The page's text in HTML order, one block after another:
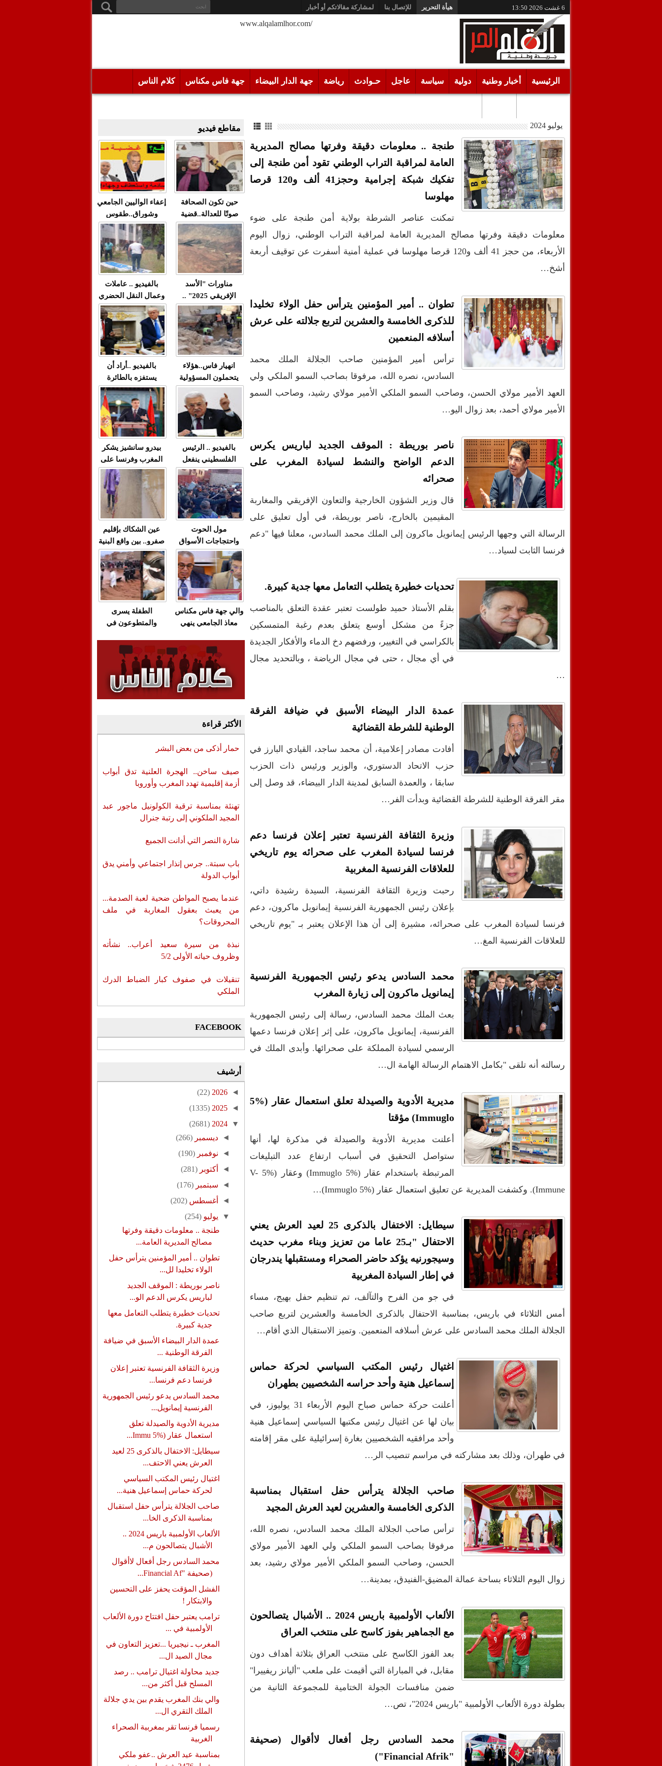
6 غشت 2026 13:50 هيأة التحرير للإتصال بنا لمشاركة مقالاتكم أو أخبار
/www.alqalamlhor.com
الرئيسية أخبار وطنية دولية سياسة عاجل حـوادث رياضة جهة الدار البيضاء جهة فاس مكناس كلام الناس
يوليو 2024
طنجة .. معلومات دقيقة وفرتها مصالح المديرية
العامة لمراقبة التراب الوطني تقود أمن طنجة إلى
تفكيك شبكة إجرامية وحجز41 ألف و120 قرصا
مهلوسا
تمكنت عناصر الشرطة بولاية أمن طنجة على ضوء
معلومات دقيقة وفرتها مصالح المديرية العامة لمراقبة التراب الوطني، زوال اليوم
الأربعاء، من حجز 41 ألف و120 قرصا مهلوسا في عملية أمنية أسفرت عن توقيف أربعة
أشخ…
تطوان .. أمير المؤمنين يترأس حفل الولاء تخليدا
للذكرى الخامسة والعشرين لتربع جلالته على عرش
أسلافه المنعمين
ترأس أمير المؤمنين صاحب الجلالة الملك محمد
السادس، نصره الله، مرفوقا بصاحب السمو الملكي ولي
العهد الأمير مولاي الحسن، وصاحب السمو الملكي الأمير مولاي رشيد، وصاحب السمو
الأمير مولاي أحمد، بعد زوال اليو…
ناصر بوريطة : الموقف الجديد لباريس يكرس
الدعم الواضح والنشط لسيادة المغرب على
صحرائه
قال وزير الشؤون الخارجية والتعاون الإفريقي والمغاربة
المقيمين بالخارج، ناصر بوريطة، في أول تعليق على
الرسالة التي وجهها الرئيس إيمانويل ماكرون إلى الملك محمد السادس، معلنا فيها "دعم
فرنسا الثابت لسياد…
تحديات خطيرة يتطلب التعامل معها جدية كبيرة.
بقلم الأستاذ حميد طولست تعتبر عقدة التعلق بالمناصب
جزءً من مشكل أوسع يتعلق بعدم رغبة المتمسكين
بالكراسي في التغيير، ورفضهم دخ الدماء والأفكار الجديدة
في أي مجال ، حتى في مجال الرياضة ، وبالتحديد مجال
…
عمدة الدار البيضاء الأسبق في ضيافة الفرقة
الوطنية للشرطة القضائية
أفادت مصادر إعلامية، أن محمد ساجد، القيادي البارز في
حزب الاتحاد الدستوري، والوزير ورئيس ذات الحزب
سابقا ، والعمدة السابق لمدينة الدار البيضاء، قد وصل إلى
مقر الفرقة الوطنية للشرطة القضائية وبدأت الفر…
وزيرة الثقافة الفرنسية تعتبر إعلان فرنسا دعم
فرنسا لسيادة المغرب على صحرائه يوم تاريخي
للعلاقات الفرنسية المغربية
رحبت وزيرة الثقافة الفرنسية، السيدة رشيدة داتي،
بإعلان رئيس الجمهورية الفرنسية إيمانويل ماكرون، دعم
فرنسا لسيادة المغرب على صحرائه، مشيرة إلى أن هذا الإعلان يعتبر بـ "يوم تاريخي
للعلاقات الفرنسية المغ…
محمد السادس يدعو رئيس الجمهورية الفرنسية
إيمانويل ماكرون إلى زيارة المغرب
بعث الملك محمد السادس، رسالة إلى رئيس الجمهورية
الفرنسية، إيمانويل ماكرون، على إثر إعلان فرنسا دعمها
الرسمي لسيادة المملكة على صحرائها. وأبدى الملك في
رسالته أنه تلقى "بكامل الاهتمام الرسالة الهامة ال…
مديرية الأدوية والصيدلة تعلق استعمال عقار (%5
Immuglo) مؤقتا
أعلنت مديرية الأدوية والصيدلة في مذكرة لها، أنها
ستواصل التحقيق في أسباب ارتفاع عدد التبليغات
المرتبطة باستخدام عقار (%5 Immuglo) وعقار (%5 V-
Immune). وكشفت المديرية عن تعليق استعمال عقار (%5 Immuglo)…
سيطايل: الاختفال بالذكرى 25 لعيد العرش يعني
الاحتفال "بـ25 عاما من تعزيز وبناء مغرب حديث
وسيجورنيه يؤكد حاضر الصحراء ومستقبلها يندرجان
في إطار السيادة المغربية
في جو من الفرح والتآلف، تم تنظيم حفل بهيج، مساء
أمس الثلاثاء في باريس، بمناسبة الاحتفال بالذكرى الخامسة والعشرين لتربع صاحب
الجلالة الملك محمد السادس على عرش أسلافه المنعمين. وتميز الاستقبال الذي أقام…
اغتيال رئيس المكتب السياسي لحركة حماس
إسماعيل هنية وأحد حراسه الشخصيين بطهران
أعلنت حركة حماس صباح اليوم الأربعاء 31 يوليوز، في
بيان لها عن اغتيال رئيس مكتبها السياسي إسماعيل هنية
وأحد مرافقيه الشخصيين بغارة إسرائيلية على مقر إقامته
في طهران، وذلك بعد مشاركته في مراسم تنصيب الر…
صاحب الجلالة يترأس حفل استقبال بمناسبة
الذكرى الخامسة والعشرين لعيد العرش المجيد
ترأس صاحب الجلالة الملك محمد السادس، نصره الله،
مرفوقا بصاحب السمو الملكي ولي العهد الأمير مولاي
الحسن، وصاحب السمو الملكي الأمير مولاي رشيد، بعد
زوال اليوم الثلاثاء بساحة عمالة المضيق-الفنيدق، بمدينة…
الألعاب الأولمبية باريس 2024 .. الأشبال يتصالحون
مع الجماهير بفوز كاسح على منتخب العراق
بعد الفوز الكاسح على منتخب العراق بثلاثة أهداف دون
مقابل، في المباراة التي أقيمت على ملعب "أليانز ريفييرا"
ضمن منافسات الجولة الختامية للمجموعة الثانية من
بطولة دورة الألعاب الأولمبية "باريس 2024"، تص…
محمد السادس رجل أفعال لاأقوال (صحيفة
"Financial Afrik")
مقاطع فيديو
حين تكون الصحافة
صوتًا للعدالة..قضية
"مولات 88 غرزة"
مثالا(فيديو)
متابعة حميد طولست
في زمن تزداد فيه
حالات العنف ضد
النساء ويغيب فيه أحيانًا
صدى العدالة في
ردهات الم...
إعفاء الواليين الجامعي
وشوراق..طقوس
صادمة وملتمس
"الوجهاء"؟/ صمت
وزارة الداخلية؟/أين
الوزير التوفيق؟(فيديو)
بالفيديو .. عاملات
وعمال النقل الحضري
بفاس يعبرون عن
ارتياحهم بعد إنهاء عقد
شركة "سيتي باص"
مناورات "الأسد
الإفريقي 2025" ..
شاهد القاذفة النووية
في تدريب مع ثماني
مقاتلات من نوع F-16
تابعة للقوات الجوية
الملكية المغربية
بالفيديو ..أراد أن
يستفزه بالطائرة
القطرية لكن ترامب
فضحه أمام العالم
بالحجة والدليل
انهيار فاس..هؤلاء
يتحملون المسؤولية
ومآسي العمارات
العشوائية مفتوحة
بيدرو سانشيز يشكر
المغرب وفرنسا على
استعادة الكهرباء عقب
انقطاعه في شبه
الجزيرة الإيبيرية
بالفيديو .. الرئيس
الفلسطيني ينفعل
ويهاجم حماس بألفاظ
قاسية على الهواء
عين الشكاك بإقليم
صفرو.. بين واقع البنية
التحتية المهترئة
والحملات الانتخابية
المبكرة(فيديو)
مول الحوت
واحتجاجات الأسواق
الأسبوعية/الاحتقان
الصامت والتراشق
بـ"الصناديق"/أخنوش
يرد بالصمت المريب
الطفلة يسرى
والمتطوعون في
وقنوات صرف صحي
تقتل والمحاسبة يجب
أن تطال المسؤولين
والي جهة فاس مكناس
معاذ الجامعي ينهي
والعمال مع شركة
سيتي باص + وثيقة
وفيديو
الأكثر قراءة
حمار أذكى من بعض البشر
صيف ساخن.. الهجرة العلنية تدق أبواب
أزمة إقليمية تهدد المغرب وأوروبا
تهنئة بمناسبة ترقية الكولونيل ماجور عبد
المجيد الملكوني إلى رتبة جنرال
شارة النصر التي أدانت الجميع
باب سبتة.. جرس إنذار اجتماعي وأمني يدق
أبواب الدولة
عندما يصبح المواطن ضحية لعبة الصدمة...
من يعبث بعقول المغاربة في ملف
المحروقات؟
نبذة من سيرة سعيد أعراب.. نشأته
وظروف حياته الأولى 5/2
تنقيلات في صفوف كبار الضباط الدرك
الملكي
FACEBOOK
أرشيف
◄
2026
(22)
◄
2025
(1335)
▼
2024
(2681)
◄ديسمبر(266)
◄ نوفمبر(190)
◄
أكتوبر(281)
◄ سبتمبر(176)
◄
أغسطس(202)
▼ يوليو(254)
طنجة .. معلومات دقيقة وفرتها
مصالح المديرية العامة...
تطوان .. أمير المؤمنين يترأس حفل
الولاء تخليدا لل...
ناصر بوريطة : الموقف الجديد
لباريس يكرس الدعم الو...
تحديات خطيرة يتطلب التعامل معها
جدية كبيرة.
عمدة الدار البيضاء الأسبق في ضيافة
الفرقة الوطنية ...
وزيرة الثقافة الفرنسية تعتبر إعلان
فرنسا دعم فرنسا...
محمد السادس يدعو رئيس الجمهورية
الفرنسية إيمانويل...
مديرية الأدوية والصيدلة تعلق
استعمال عقار (%5 Immu...
سيطايل: الاختفال بالذكرى 25 لعيد
العرش يعني الاحتف...
اغتيال رئيس المكتب السياسي
لحركة حماس إسماعيل هنية...
صاحب الجلالة يترأس حفل استقبال
بمناسبة الذكرى الخا...
الألعاب الأولمبية باريس 2024 ..
الأشبال يتصالحون م...
محمد السادس رجل أفعال لاأقوال
(صحيفة "Financial Af...
الفشل المؤقت يحفز على التحسين
والابتكار !
ترامب يعتبر حفل افتتاح دورة الألعاب
الأولمبية في ...
المغرب ـ نيجيريا ...تعزيز التعاون في
مجال الصيد ال...
جديد محاولة اغتيال ترامب .. رصد
المسلح قبل أكثر من...
والي بنك المغرب يقدم بين يدي جلالة
الملك التقري ال...
رسميا فرنسا تقر بمغربية الصحراء
الغربية
بمناسبة عيد العرش ..عفو ملكي